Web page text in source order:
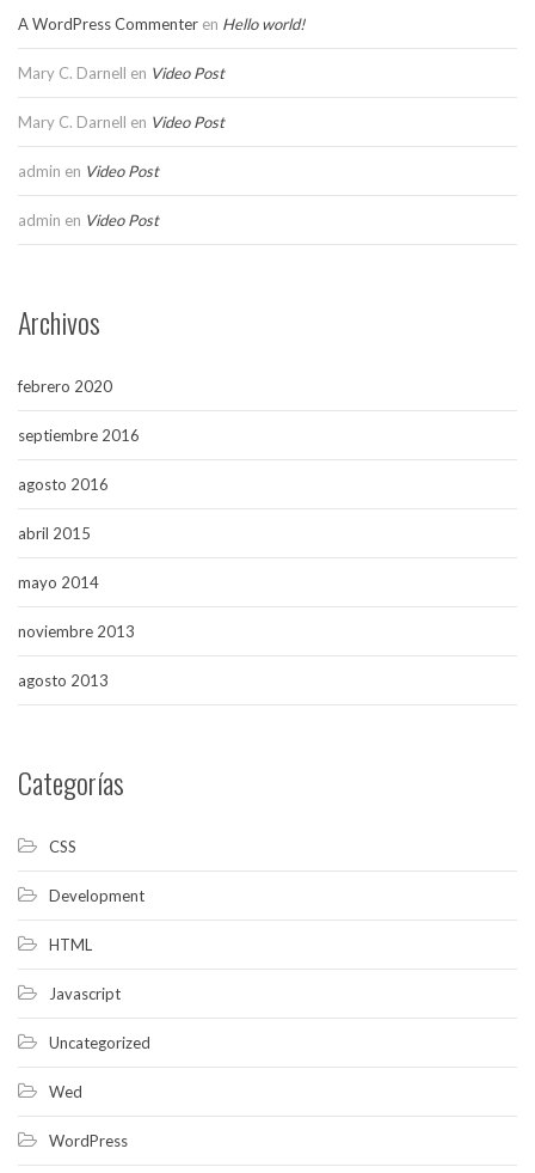
A WordPress Commenter en Hello world!
Mary C. Darnell en Video Post
Mary C. Darnell en Video Post
admin en Video Post
admin en Video Post
Archivos
febrero 2020
septiembre 2016
agosto 2016
abril 2015
mayo 2014
noviembre 2013
agosto 2013
Categorías
CSS
Development
HTML
Javascript
Uncategorized
Wed
WordPress